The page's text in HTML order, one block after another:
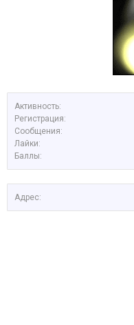
Активность:
Регистрация:
Сообщения:
Лайки:
Баллы:
Адрес: